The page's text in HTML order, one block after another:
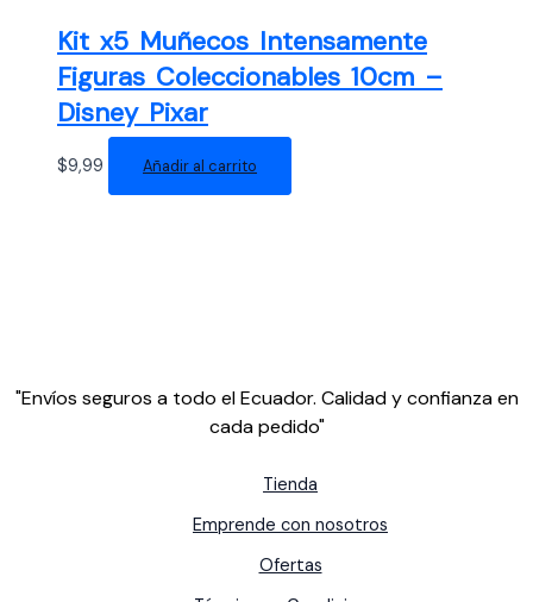
Kit x5 Muñecos Intensamente
Figuras Coleccionables 10cm –
Disney Pixar
$9,99 Añadir al carrito
"Envíos seguros a todo el Ecuador. Calidad y confianza en
cada pedido"
Tienda
Emprende con nosotros
Ofertas